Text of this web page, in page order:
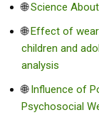
🌐Science
🌐Effect of
children and
analysis
🌐Influence of
Psychosocial